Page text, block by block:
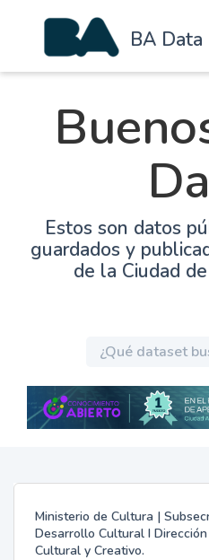
BA Data
Estos son datos
guardados y
de la Ciudad
Ministerio de Cultura |
Desarrollo Cultural I
Cultural y Creativo.